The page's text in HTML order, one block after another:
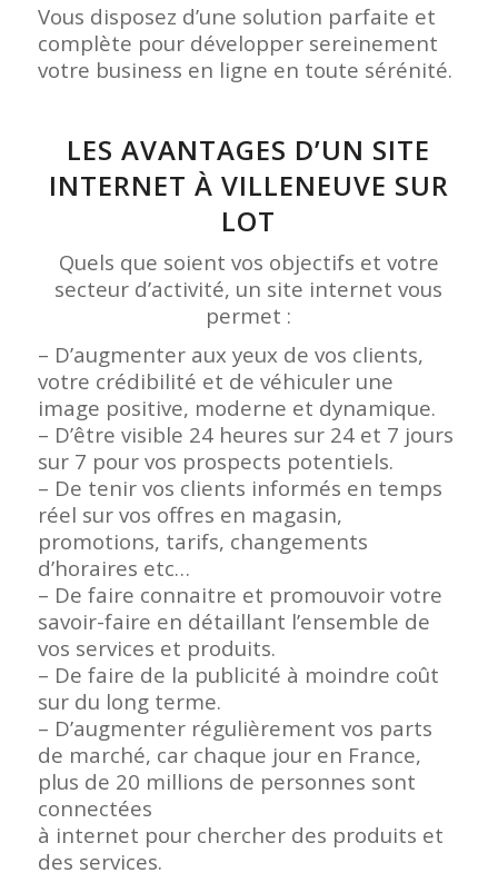
Vous disposez d’une solution parfaite et
complète pour développer sereinement
votre business en ligne en toute sérénité.
LES AVANTAGES D’UN SITE
INTERNET À VILLENEUVE SUR
LOT
Quels que soient vos objectifs et votre
secteur d’activité, un site internet vous
permet :
– D’augmenter aux yeux de vos clients,
votre crédibilité et de véhiculer une
image positive, moderne et dynamique.
– D’être visible 24 heures sur 24 et 7 jours
sur 7 pour vos prospects potentiels.
– De tenir vos clients informés en temps
réel sur vos offres en magasin,
promotions, tarifs, changements
d’horaires etc…
– De faire connaitre et promouvoir votre
savoir-faire en détaillant l’ensemble de
vos services et produits.
– De faire de la publicité à moindre coût
sur du long terme.
– D’augmenter régulièrement vos parts
de marché, car chaque jour en France,
plus de 20 millions de personnes sont
connectées
à internet pour chercher des produits et
des services.